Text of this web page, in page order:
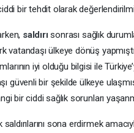
bir tehdit olarak
saldırısonrası sağlık
ülkeye dönüş
iyi olduğu bilgisi ile
güvenli bir şekilde ülkeye
bir ciddi sağlık sorunları
sona erdirmek